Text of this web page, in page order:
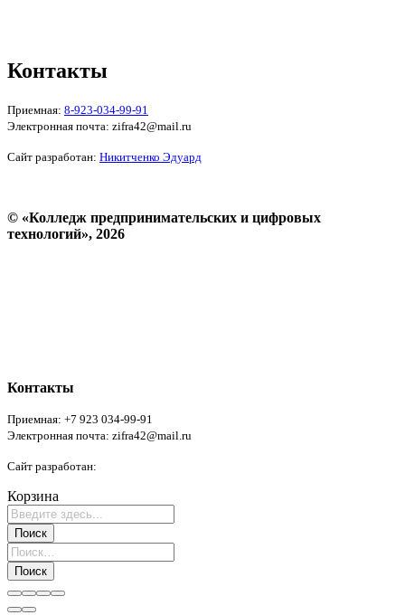
Контакты
Приемная: 8-923-034-99-91
Электронная почта: zifra42@mail.ru
Сайт разработан: Никитченко Эдуард
© «Колледж предпринимательских и цифровых
технологий», 2026
Контакты
Приемная: +7 923 034-99-91
Электронная почта: zifra42@mail.ru
Сайт разработан:
Корзина